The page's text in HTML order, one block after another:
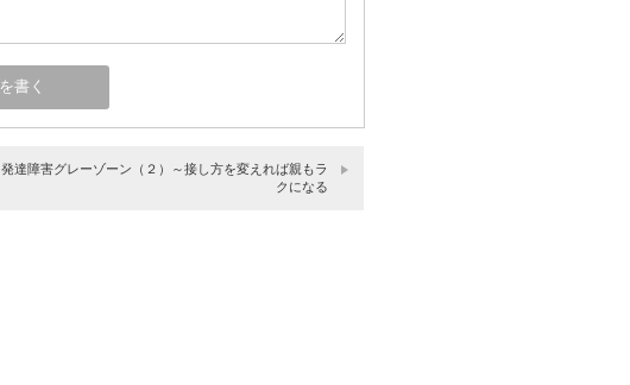
発達障害グレーゾーン（２）～接し方を変えれば親もラ
クになる